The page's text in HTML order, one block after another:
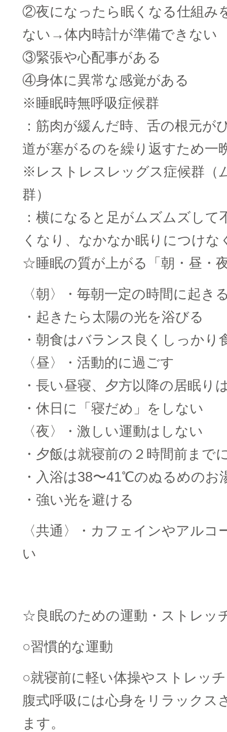
②夜になったら眠くなる仕組み
ない→体内時計が準備できない
③緊張や心配事がある
④身体に異常な感覚がある
※睡眠時無呼吸症候群
：筋肉が緩んだ時、舌の根元が
道が塞がるのを繰り返すため一
※レストレスレッグス症候群（
群）
：横になると足がムズムズして
くなり、なかなか眠りにつけな
☆睡眠の質が上がる「朝・昼・
〈朝〉・毎朝一定の時間に起き
・起きたら太陽の光を浴びる
・朝食はバランス良くしっかり
〈昼〉・活動的に過ごす
・長い昼寝、夕方以降の居眠り
・休日に「寝だめ」をしない
〈夜〉・激しい運動はしない
・夕飯は就寝前の２時間前まで
・入浴は38〜41℃のぬるめのお
・強い光を避ける
〈共通〉・カフェインやアルコ
い
☆良眠のための運動・ストレッ
○習慣的な運動
○就寝前に軽い体操やストレッチ
腹式呼吸には心身をリラックス
ます。